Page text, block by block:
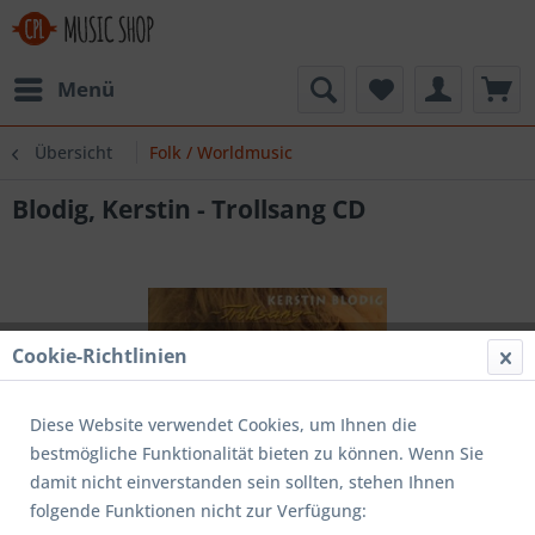
Menü
Übersicht Folk / Worldmusic
Blodig, Kerstin - Trollsang CD
Cookie-Richtlinien
Diese Website verwendet Cookies, um Ihnen die
bestmögliche Funktionalität bieten zu können. Wenn Sie
damit nicht einverstanden sein sollten, stehen Ihnen
folgende Funktionen nicht zur Verfügung: